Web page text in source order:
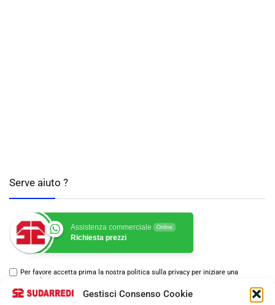
Gestisci Consenso Cookie
Serve aiuto ?
Assistenza commerciale Online
Richiesta prezzi
Per favore accetta prima la nostra politica sulla privacy per iniziare una
conversazione.